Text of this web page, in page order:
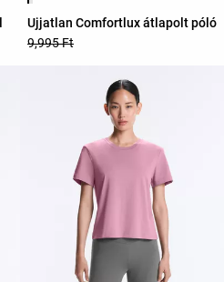
Ujjatlan Comfortlux átlapolt póló
9,995 Ft